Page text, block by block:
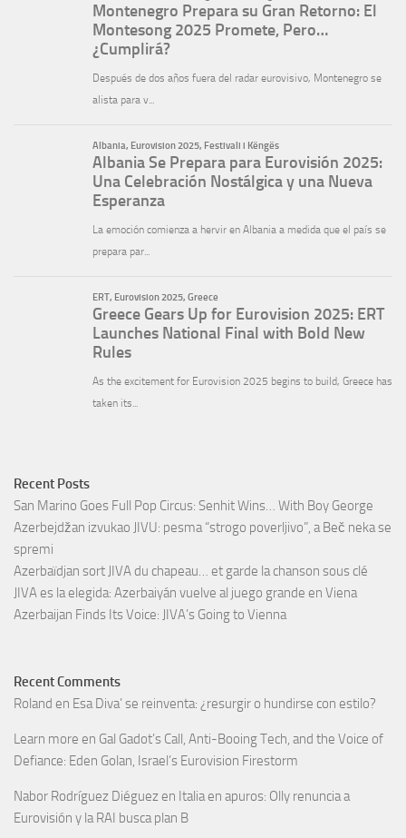
Recent Posts
San Marino Goes Full Pop Circus: Senhit Wins… With Boy George
Azerbejdžan izvukao JIVU: pesma “strogo poverljivo”, a Beč neka se
spremi
Azerbaïdjan sort JIVA du chapeau… et garde la chanson sous clé
JIVA es la elegida: Azerbaiyán vuelve al juego grande en Viena
Azerbaijan Finds Its Voice: JIVA’s Going to Vienna
Recent Comments
Roland en Esa Diva’ se reinventa: ¿resurgir o hundirse con estilo?
Learn more en Gal Gadot’s Call, Anti-Booing Tech, and the Voice of
Defiance: Eden Golan, Israel’s Eurovision Firestorm
Nabor Rodríguez Diéguez en Italia en apuros: Olly renuncia a
Eurovisión y la RAI busca plan B